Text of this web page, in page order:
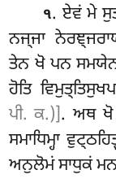
੧. ਏਵਂਮੇ
ਨਜ੍ਜਾ
ਤੇਨ ਖੋ ਪਨ
ਹੋਤਿ
ਪੀ. ਕ.)]. ਅਥ ਖੋ
ਸਮਾਧਿਮ੍ਹਾ
ਅਨੁਲੋਮਂ ਸਾਧੁਕਂ